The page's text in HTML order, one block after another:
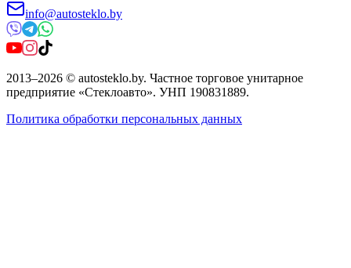
info@autosteklo.by
2013–2026 © autosteklo.by. Частное торговое унитарное
предприятие «Стеклоавто». УНП 190831889.
Политика обработки персональных данных